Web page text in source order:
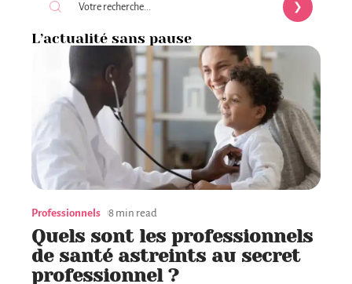
L’actualité sans pause
Professionnels 8 min read
Quels sont les professionnels
de santé astreints au secret
professionnel ?